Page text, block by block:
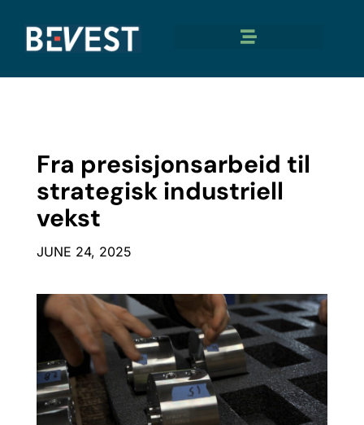
Fra presisjonsarbeid til
strategisk industriell
vekst
JUNE 24, 2025